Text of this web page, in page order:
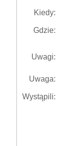
Kiedy:
Gdzie:
Uwagi:
Uwaga:
Wystąpili: